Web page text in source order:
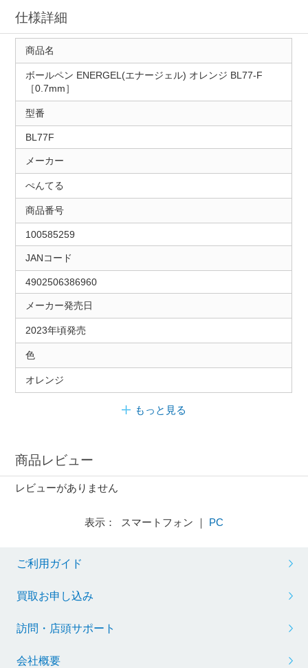
仕様詳細
商品名
ボールペン ENERGEL(エナージェル) オレンジ BL77-F
［0.7mm］
型番
BL77F
メーカー
ぺんてる
商品番号
100585259
JANコード
4902506386960
メーカー発売日
2023年頃発売
色
オレンジ
もっと見る
商品レビュー
レビューがありません
表示： スマートフォン ｜ PC
ご利用ガイド
買取お申し込み
訪問・店頭サポート
会社概要